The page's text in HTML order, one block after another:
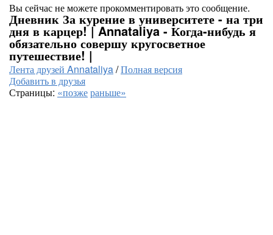
Вы сейчас не можете прокомментировать это сообщение.
Дневник За курение в университете - на три
дня в карцер! | Annataliya - Когда-нибудь я
обязательно совершу кругосветное
путешествие! |
Лента друзей Annataliya/Полная версия
Добавить в друзья
Страницы: «позжераньше»